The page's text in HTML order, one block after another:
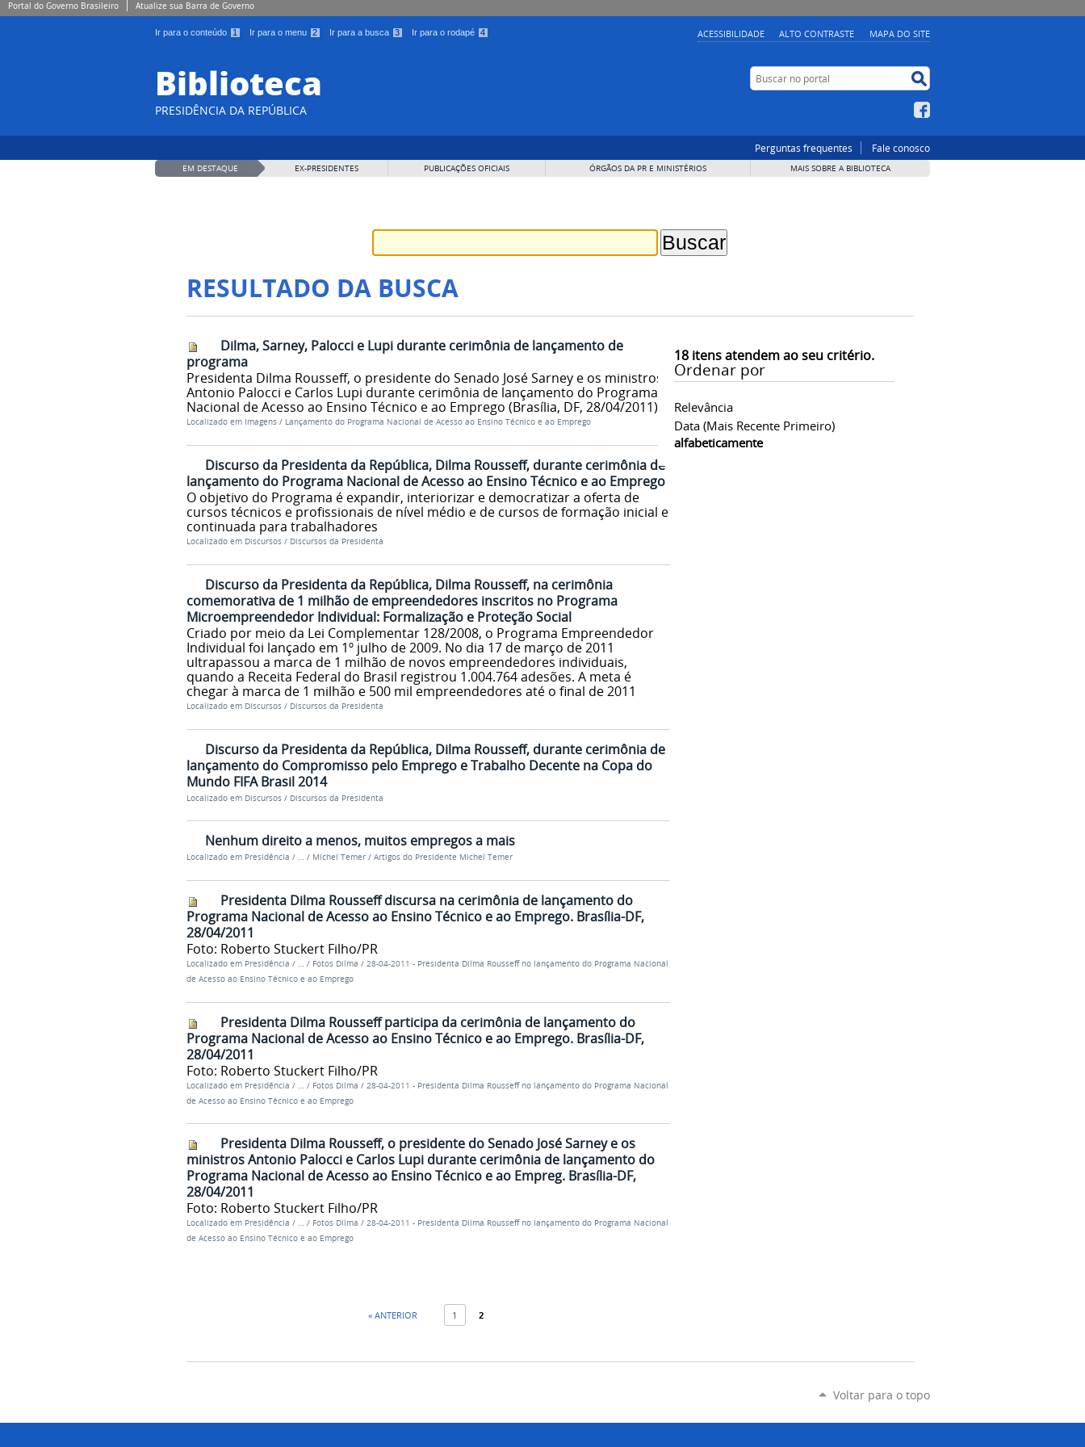
Portal do Governo Brasileiro Atualize sua Barra de Governo
Ir para o conteúdo 1 Ir para o menu 2 Ir para a busca 3 Ir para o rodapé 4 ACESSIBILIDADE ALTO CONTRASTE MAPA DO SITE
Biblioteca
PRESIDÊNCIA DA REPÚBLICA
Buscar no portal
Perguntas frequentes Fale conosco
EM DESTAQUE EX-PRESIDENTES PUBLICAÇÕES OFICIAIS ÓRGÃOS DA PR E MINISTÉRIOS MAIS SOBRE A BIBLIOTECA
RESULTADO DA BUSCA
18itens atendem ao seu critério.
Ordenar por
Relevância
Data (mais Recente Primeiro)
alfabeticamente
Dilma, Sarney, Palocci e Lupi durante cerimônia de lançamento de
programa
Presidenta Dilma Rousseff, o presidente do Senado José Sarney e os ministros
Antonio Palocci e Carlos Lupi durante cerimônia de lançamento do Programa
Nacional de Acesso ao Ensino Técnico e ao Emprego (Brasília, DF, 28/04/2011)
Localizado em Imagens / Lançamento do Programa Nacional de Acesso ao Ensino Técnico e ao Emprego
Discurso da Presidenta da República, Dilma Rousseff, durante cerimônia de
lançamento do Programa Nacional de Acesso ao Ensino Técnico e ao Emprego
O objetivo do Programa é expandir, interiorizar e democratizar a oferta de
cursos técnicos e profissionais de nível médio e de cursos de formação inicial e
continuada para trabalhadores
Localizado em Discursos / Discursos da Presidenta
Discurso da Presidenta da República, Dilma Rousseff, na cerimônia
comemorativa de 1 milhão de empreendedores inscritos no Programa
Microempreendedor Individual: Formalização e Proteção Social
Criado por meio da Lei Complementar 128/2008, o Programa Empreendedor
Individual foi lançado em 1º julho de 2009. No dia 17 de março de 2011
ultrapassou a marca de 1 milhão de novos empreendedores individuais,
quando a Receita Federal do Brasil registrou 1.004.764 adesões. A meta é
chegar à marca de 1 milhão e 500 mil empreendedores até o final de 2011
Localizado em Discursos / Discursos da Presidenta
Discurso da Presidenta da República, Dilma Rousseff, durante cerimônia de
lançamento do Compromisso pelo Emprego e Trabalho Decente na Copa do
Mundo FIFA Brasil 2014
Localizado em Discursos / Discursos da Presidenta
Nenhum direito a menos, muitos empregos a mais
Localizado em Presidência / … / Michel Temer / Artigos do Presidente Michel Temer
Presidenta Dilma Rousseff discursa na cerimônia de lançamento do
Programa Nacional de Acesso ao Ensino Técnico e ao Emprego. Brasília-DF,
28/04/2011
Foto: Roberto Stuckert Filho/PR
Localizado em Presidência / … / Fotos Dilma / 28-04-2011 - Presidenta Dilma Rousseff no lançamento do Programa Nacional
de Acesso ao Ensino Técnico e ao Emprego
Presidenta Dilma Rousseff participa da cerimônia de lançamento do
Programa Nacional de Acesso ao Ensino Técnico e ao Emprego. Brasília-DF,
28/04/2011
Foto: Roberto Stuckert Filho/PR
Localizado em Presidência / … / Fotos Dilma / 28-04-2011 - Presidenta Dilma Rousseff no lançamento do Programa Nacional
de Acesso ao Ensino Técnico e ao Emprego
Presidenta Dilma Rousseff, o presidente do Senado José Sarney e os
ministros Antonio Palocci e Carlos Lupi durante cerimônia de lançamento do
Programa Nacional de Acesso ao Ensino Técnico e ao Empreg. Brasília-DF,
28/04/2011
Foto: Roberto Stuckert Filho/PR
Localizado em Presidência / … / Fotos Dilma / 28-04-2011 - Presidenta Dilma Rousseff no lançamento do Programa Nacional
de Acesso ao Ensino Técnico e ao Emprego
« ANTERIOR 1 2
Voltar para o topo